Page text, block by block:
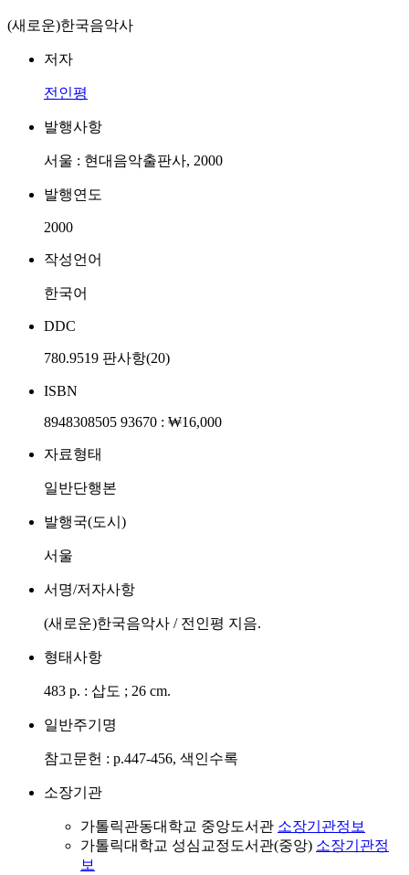
(새로운)한국음악사
저자
전인평
발행사항
서울 : 현대음악출판사, 2000
발행연도
2000
작성언어
한국어
DDC
780.9519 판사항(20)
ISBN
8948308505 93670 : ₩16,000
자료형태
일반단행본
발행국(도시)
서울
서명/저자사항
(새로운)한국음악사 / 전인평 지음.
형태사항
483 p. : 삽도 ; 26 cm.
일반주기명
참고문헌 : p.447-456, 색인수록
소장기관
가톨릭관동대학교 중앙도서관 소장기관정보
가톨릭대학교 성심교정도서관(중앙) 소장기관정
보